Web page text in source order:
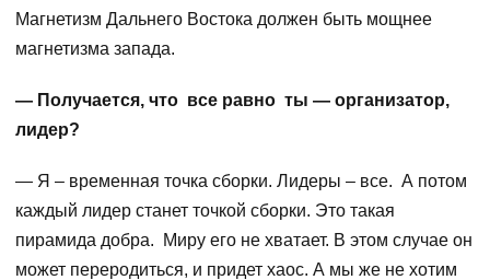
Магнетизм Дальнего Востока должен быть мощнее
магнетизма запада.
— Получается, что все равно ты — организатор,
лидер?
— Я – временная точка сборки. Лидеры – все. А потом
каждый лидер станет точкой сборки. Это такая
пирамида добра. Миру его не хватает. В этом случае он
может переродиться, и придет хаос. А мы же не хотим